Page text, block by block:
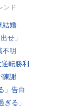
ンド
結婚
せ」
不明
転勝利
陳謝
」告白
る」